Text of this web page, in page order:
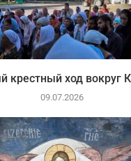
крестный ход вокруг
09.07.2026